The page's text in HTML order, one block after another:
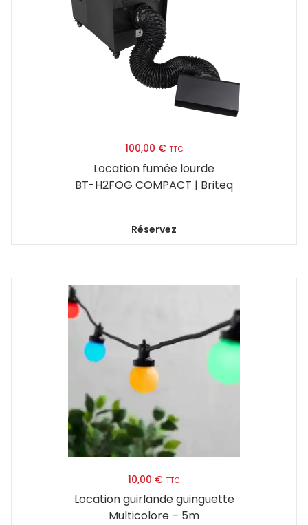
100,00 € TTC
Location fumée lourde
BT-H2FOG COMPACT | Briteq
Réservez
10,00 € TTC
Location guirlande guinguette
Multicolore – 5m